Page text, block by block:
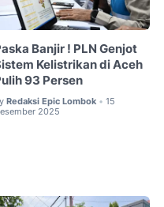
Banjir ! PLN Genjot
Kelistrikan di Aceh
93 Persen
Redaksi Epic Lombok • 15
2025